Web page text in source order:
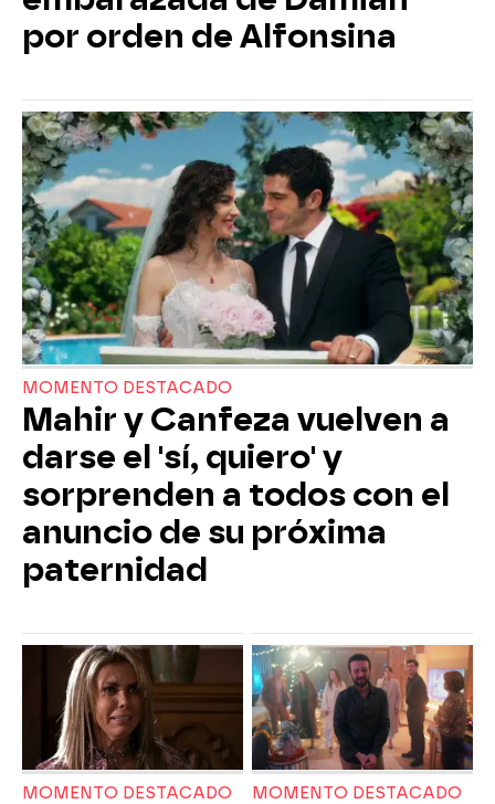
por orden de Alfonsina
MOMENTO DESTACADO
Mahir y Canfeza vuelven a
darse el 'sí, quiero' y
sorprenden a todos con el
anuncio de su próxima
paternidad
MOMENTO DESTACADO MOMENTO DESTACADO